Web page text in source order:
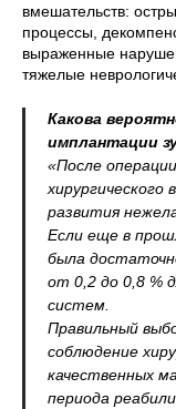
вмешательств:
процессы,
выраженные
тяжелые
Какова
имплантации
«После
развития
Если еще в
была
от 0,2 до 0,8 %
систем.
Правильный
соблюдение
качественных
периода